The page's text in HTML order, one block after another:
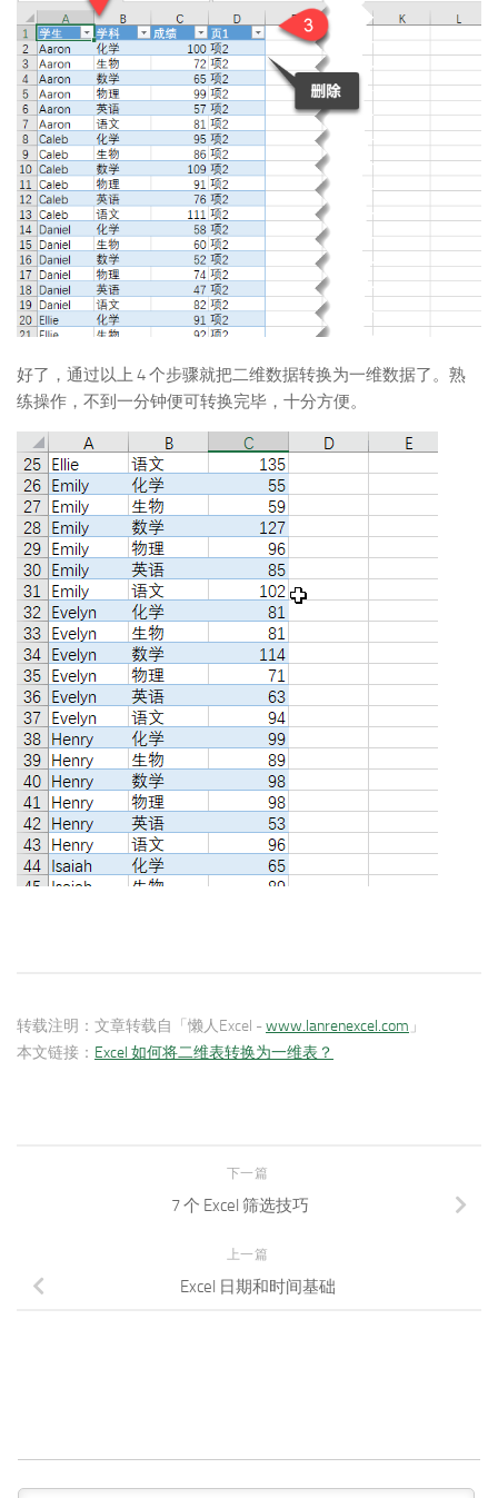
好了，通过以上 4 个步骤就把二维数据转换为一维数据了。熟
练操作，不到一分钟便可转换完毕，十分方便。
转载注明： 文章转载自「懒人Excel -www.lanrenexcel.com 」
本文链接： Excel 如何将二维表转换为一维表？
下一篇
7 个 Excel 筛选技巧
上一篇
Excel 日期和时间基础